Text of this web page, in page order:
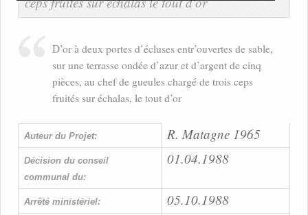
D’or à deux portes d’écluses entr’ouvertes de sable,
sur une terrasse ondée d’azur et d’argent de cinq
pièces, au chef de gueules chargé de trois ceps
fruités sur échalas, le tout d’or
Auteur du Projet: R. Matagne 1965
Décision du conseil
communal du:
01.04.1988
Arrêté ministériel: 05.10.1988